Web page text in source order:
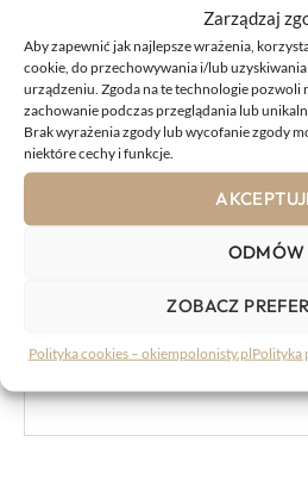
Zarządzaj
Aby zapewnić jak najlepsze wrażenia,
cookie, do przechowywania i/lub
urządzeniu. Zgoda na te technologie pozwoli
zachowanie podczas przeglądania lub
Brak wyrażenia zgody lub wycofanie zgody
niektóre cechy i funkcje.
ODMÓW
ZOBACZ
Polityka cookies – okiempolonisty.plPolityka
KOMENTARZE:
Komentarz